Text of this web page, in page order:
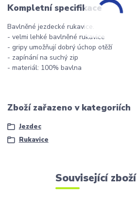
Kompletní specifikace
Bavlněné jezdecké rukavice.
- velmi lehké bavlněné rukavice
- gripy umožňují dobrý úchop otěží
- zapínání na suchý zip
- materiál: 100% bavlna
Zboží zařazeno v kategoriích
Jezdec
Rukavice
Související zboží